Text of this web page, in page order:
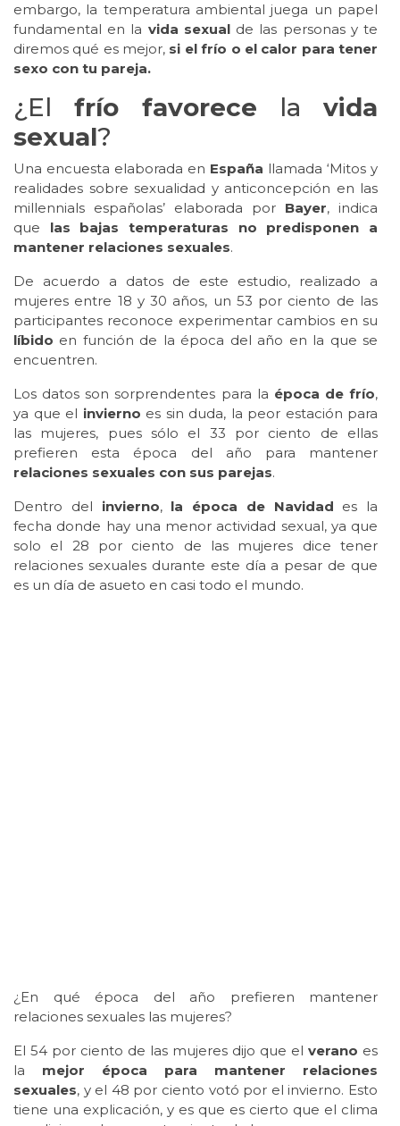
embargo, la temperatura ambiental juega un papel
fundamental en la vida sexualde las personas y te
diremos qué es mejor, si el frío o el calor para tener
sexo con tu pareja.
¿Elfrío favorece la vida
sexual?
Una encuesta elaborada en España llamada ‘Mitos y
realidades sobre sexualidad y anticoncepción en las
millennials españolas’ elaborada por Bayer, indica
que las bajas temperaturas no predisponen a
mantener relaciones sexuales.
De acuerdo a datos de este estudio, realizado a
mujeres entre 18 y 30 años, un 53 por ciento de las
participantes reconoce experimentar cambios en su
líbido en función de la época del año en la que se
encuentren.
Los datos son sorprendentes para la época de frío,
ya que el invierno es sin duda, la peor estación para
las mujeres, pues sólo el 33 por ciento de ellas
prefieren esta época del año para mantener
relaciones sexuales con sus parejas.
Dentro del invierno,la época de Navidad es la
fecha donde hay una menor actividad sexual, ya que
solo el 28 por ciento de las mujeres dice tener
relaciones sexuales durante este día a pesar de que
es un día de asueto en casi todo el mundo.
¿En qué época del año prefieren mantener
relaciones sexuales las mujeres?
El 54 por ciento de las mujeres dijo que el verano es
la mejor época para mantener relaciones
sexuales, y el 48 por ciento votó por el invierno. Esto
tiene una explicación, y es que es cierto que el clima